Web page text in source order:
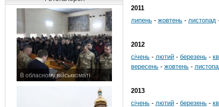
В обласному військкоматі
2011
липень - жовтень - листопад
2012
січень - лютий - березень -
вересень - жовтень -
2013
січень - лютий - березень -